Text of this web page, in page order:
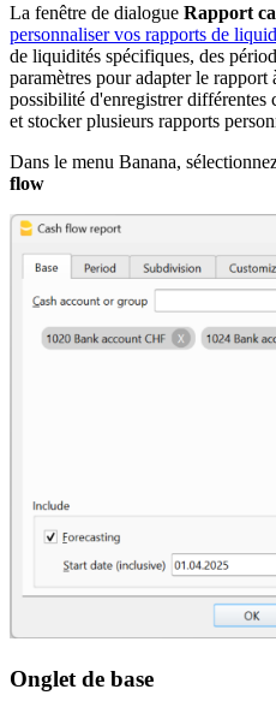
La fenêtre de dialogue Rapport
personnaliser vos rapports de
de liquidités spécifiques, des
paramètres pour adapter le rapport
possibilité d'enregistrer
et stocker plusieurs rapports
Dans le menu Banana,
flow
Onglet de base